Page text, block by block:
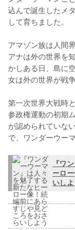
込んで誕生したメ
して育ちました。
アマゾン族は人間
アナは外の世界を
かしある日、島に
女は外の世界が戦
第一次世界大戦時
参政権運動の初期
が認められていな
で、ワンダーウー
『ワ
ーロ
いしよ